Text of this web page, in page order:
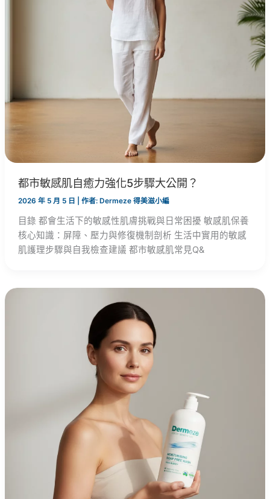
都市敏感肌自癒力強化5步驟大公開？
2026 年 5 月 5 日 | 作者: Dermeze 得美滋小編
目錄 都會生活下的敏感性肌膚挑戰與日常困擾 敏感肌保養
核心知識：屏障、壓力與修復機制剖析 生活中實用的敏感
肌護理步驟與自我檢查建議 都市敏感肌常見Q&